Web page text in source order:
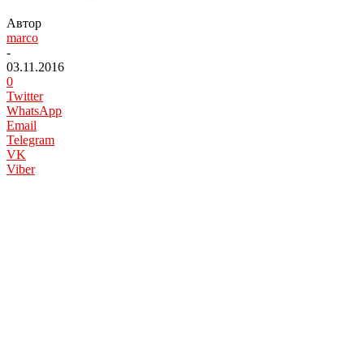
Автор
marco
-
03.11.2016
0
Twitter
WhatsApp
Email
Telegram
VK
Viber